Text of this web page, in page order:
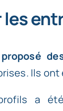
les
proposé
Ils
a